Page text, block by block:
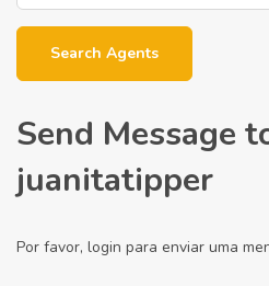
Search Agents
Send Message
juanitatipper
Por favor, login para enviar uma